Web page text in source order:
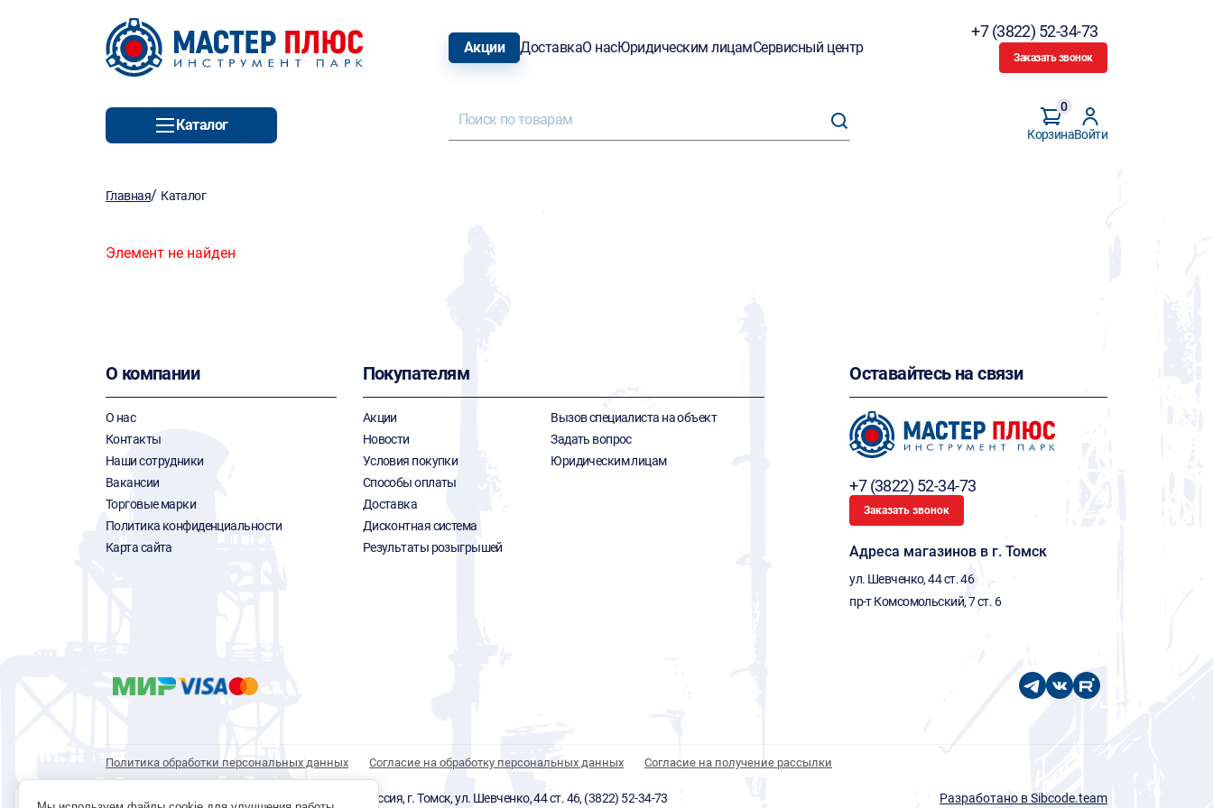
Акции ДоставкаО насЮридическим лицамСервисный центр
+7 (3822) 52-34-73
Заказать звонок
Каталог
Корзина
0
Войти
Главная/ Каталог
Элемент не найден
О компании
О нас
Контакты
Наши сотрудники
Вакансии
Торговые марки
Политика конфиденциальности
Карта сайта
Покупателям
Акции
Новости
Условия покупки
Способы оплаты
Доставка
Дисконтная система
Результаты розыгрышей
Вызов специалиста на объект
Задать вопрос
Юридическим лицам
Оставайтесь на связи
+7 (3822) 52-34-73
Заказать звонок
Адреса магазинов в г. Томск
ул. Шевченко, 44 ст. 46
пр-т Комсомольский, 7 ст. 6
Политика обработки персональных данных Согласие на обработку персональных данных Согласие на получение рассылки
© 1996 - 2026 инструмент парк «Мастер Плюс» Россия, г. Томск, ул. Шевченко, 44 ст. 46, (3822) 52-34-73 Разработано в Sibcode.team